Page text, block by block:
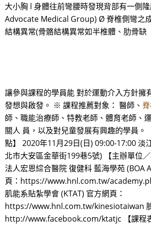
大小胸 l 身體往前彎腰時發現背部有一側
Advocate Medical Group) Ø 脊椎側彎之
結構異常(骨骼結構異常如半椎體、肋骨缺
讓參與課程的學員能 對於運動介入方針擁
發想與啟發。 ※ 課程推薦對象： 醫師、
師、職能治療師、特教老師、體育老師、
關人 員，以及對兒童發展有興趣的學員。
點】 2020年11月29日(日) 09:00-17:00 淡
北市大安區金華街199巷5號) 【主辦單位
法人宏恩綜合醫院 復健科 藍海學苑 (BOA
頁：https://www.hnl.com.tw/
肌能系貼紮學會 (KTAT) 官方網頁：
https://www.hnl.com.tw/kinesiotaiwan
http://www.facebook.com/ktatjc 【課程